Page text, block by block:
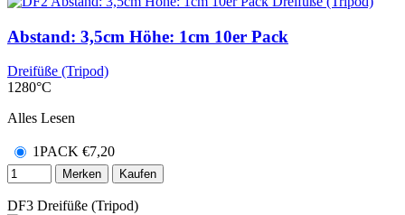
Abstand: 3,5cm Höhe: 1cm 10er Pack
Dreifüße (Tripod)
1280°C
Alles Lesen
1PACK €7,20
Merken Kaufen
DF3 Dreifüße (Tripod)